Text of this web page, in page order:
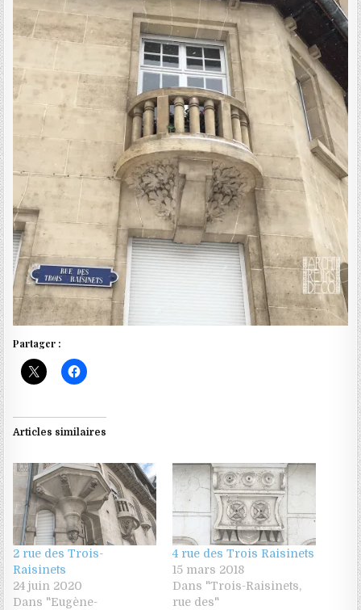
Partager :
Articles similaires
2 rue des Trois-
Raisinets
24 juin 2020
Dans "Eugène-
4 rue des Trois Raisinets
15 mars 2018
Dans "Trois-Raisinets,
rue des"